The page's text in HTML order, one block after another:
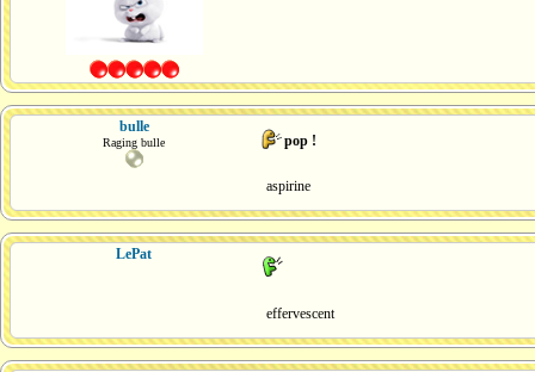
bulle
Raging bulle pop !
aspirine
LePat
effervescent